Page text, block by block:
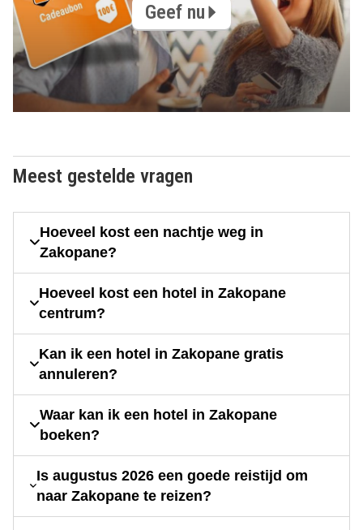
Geef nu
Meest gestelde vragen
Hoeveel kost een nachtje weg in
Zakopane?
Hoeveel kost een hotel in Zakopane
centrum?
Kan ik een hotel in Zakopane gratis
annuleren?
Waar kan ik een hotel in Zakopane
boeken?
Is augustus 2026 een goede reistijd om
naar Zakopane te reizen?